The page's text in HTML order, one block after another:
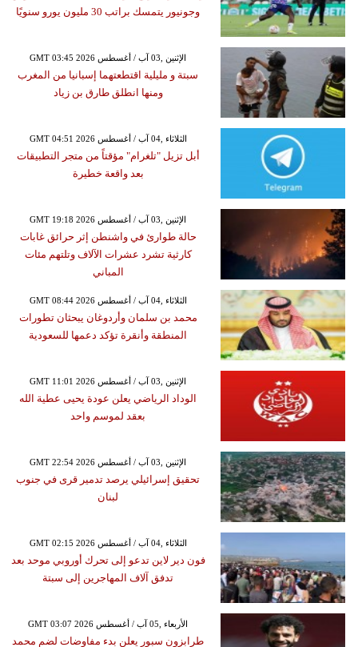
وجونيور يتمسك براتب 30 مليون يورو سنويًا
GMT 03:45 2026 الإثنين ,03 آب / أغسطس
سبتة و مليلية اقتطعتهما إسبانيا من المغرب
ومنها انطلق طارق بن زياد
GMT 04:51 2026 الثلاثاء ,04 آب / أغسطس
أبل تزيل "تلغرام" مؤقتاً من متجر التطبيقات
بعد واقعة خطيرة
GMT 19:18 2026 الإثنين ,03 آب / أغسطس
حالة طوارئ في واشنطن إثر حرائق غابات
كارثية تشرد عشرات الآلاف وتلتهم مئات
المباني
GMT 08:44 2026 الثلاثاء ,04 آب / أغسطس
محمد بن سلمان وأردوغان يبحثان تطورات
المنطقة وأنقرة تؤكد دعمها للسعودية
GMT 11:01 2026 الإثنين ,03 آب / أغسطس
الوداد الرياضي يعلن عودة يحيى عطية الله
بعقد لموسم واحد
GMT 22:54 2026 الإثنين ,03 آب / أغسطس
تحقيق إسرائيلي يرصد تدمير قرى في جنوب
لبنان
GMT 02:15 2026 الثلاثاء ,04 آب / أغسطس
فون دير لاين تدعو إلى تحرك أوروبي موحد بعد
تدفق آلاف المهاجرين إلى سبتة
GMT 03:07 2026 الأربعاء ,05 آب / أغسطس
طرابزون سبور يعلن بدء مفاوضات لضم محمد